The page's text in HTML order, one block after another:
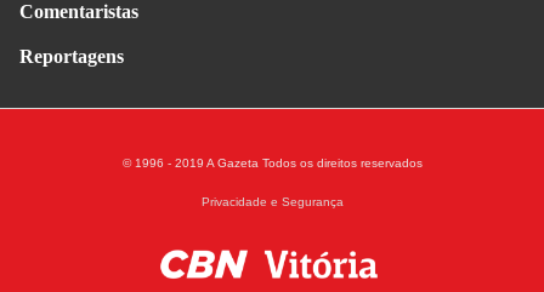
Comentaristas
Reportagens
© 1996 - 2019 A GazetaTodos os direitos reservados
Privacidade e Segurança